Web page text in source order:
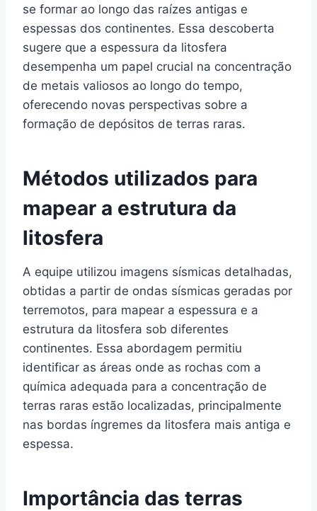
se formar ao longo das raízes antigas e
espessas dos continentes. Essa descoberta
sugere que a espessura da litosfera
desempenha um papel crucial na concentração
de metais valiosos ao longo do tempo,
oferecendo novas perspectivas sobre a
formação de depósitos de terras raras.
Métodos utilizados para
mapear a estrutura da
litosfera
A equipe utilizou imagens sísmicas detalhadas,
obtidas a partir de ondas sísmicas geradas por
terremotos, para mapear a espessura e a
estrutura da litosfera sob diferentes
continentes. Essa abordagem permitiu
identificar as áreas onde as rochas com a
química adequada para a concentração de
terras raras estão localizadas, principalmente
nas bordas íngremes da litosfera mais antiga e
espessa.
Importância das terras